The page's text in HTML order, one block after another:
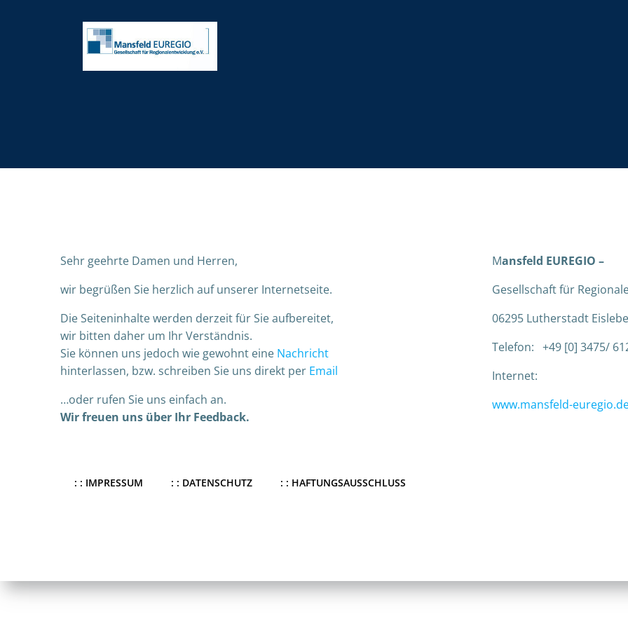
Sehr geehrte Damen und Herren,
wir begrüßen Sie herzlich auf unserer Internetseite.
Die Seiteninhalte werden derzeit für Sie aufbereitet,
wir bitten daher um Ihr Verständnis.
Sie können uns jedoch wie gewohnt eine Nachricht
hinterlassen, bzw. schreiben Sie uns direkt per Email
…oder rufen Sie uns einfach an.
Wir freuen uns über Ihr Feedback.
Mansfeld EUREGIO –
Gesellschaft für
06295 Lutherstadt
Telefon: +49 [0] 3475/
Internet:
www.mansfeld-
: : IMPRESSUM : : DATENSCHUTZ : : HAFTUNGSAUSSCHLUSS